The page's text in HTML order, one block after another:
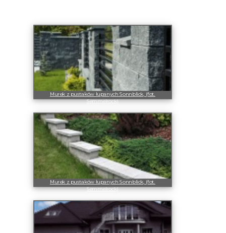
Murek z pustaków łupanych Sonnblick, (fot.
Semmelrock)
Murek z pustaków łupanych Sonnblick, (fot.
Semmelrock)